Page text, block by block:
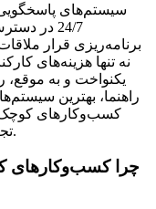
سیستم‌های
24/7 در
برنامه‌ریزی قرار
نه تنها هزینه‌های
یکنواخت و به موقع،
راهنما، بهترین
کسب‌وکارهای کوچک
تجربه مشتری حرفه‌ای‌تر کاوش خواهیم کرد.
چرا کسب‌وکارهای